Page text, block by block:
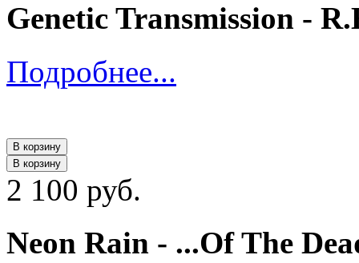
Genetic Transmission -
Подробнее...
В корзину
В корзину
2 100 руб.
Neon Rain - ...Of The